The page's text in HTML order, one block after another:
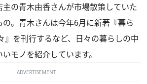
の青木由香さんが市場散策していた
。青木さんは今年6月に新著『暮ら
』を刊行するなど、日々の暮らしの中
モノを紹介しています。
ADVERTISEMENT